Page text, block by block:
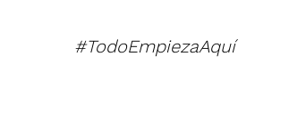
#TodoEmpiezaAquí